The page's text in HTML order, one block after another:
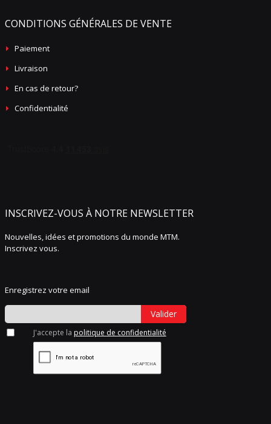
CONDITIONS GÉNÉRALES DE VENTE
Paiement
Livraison
En cas de retour?
Confidentialité
INSCRIVEZ-VOUS À NOTRE NEWSLETTER
Nouvelles, idées et promotions du monde MTM.
Inscrivez vous.
Enregistrez votre email
Valider
J'accepte la politique de confidentialité